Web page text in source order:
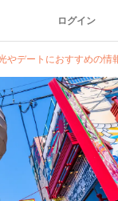
ログイン
やデートにおすすめの情